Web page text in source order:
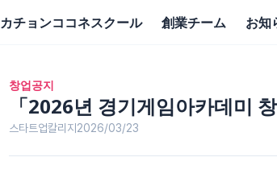
カチョンココネスクール 創業チーム お知
창업공지
「2026년 경기게임아카데미
스타트업칼리지 2026/03/23